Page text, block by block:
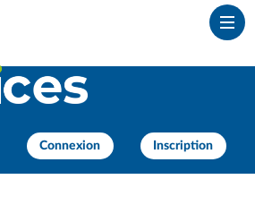
Connexion Inscription